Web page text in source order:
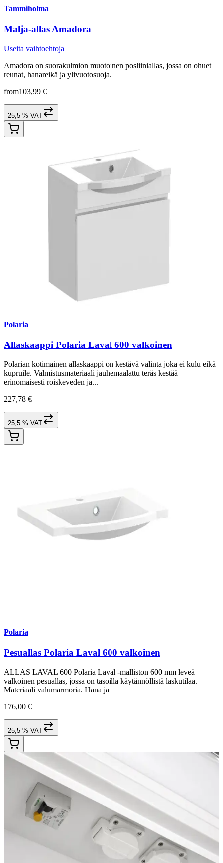
Tammiholma
Malja-allas Amadora
Useita vaihtoehtoja
Amadora on suorakulmion muotoinen posliiniallas, jossa on ohuet
reunat, hanareikä ja ylivuotosuoja.
from103,99 €
25,5 % VAT
Polaria
Allaskaappi Polaria Laval 600 valkoinen
Polarian kotimainen allaskaappi on kestävä valinta joka ei kulu eikä
kupruile. Valmistusmateriaali jauhemaalattu teräs kestää
erinomaisesti roiskeveden ja...
227,78 €
25,5 % VAT
Polaria
Pesuallas Polaria Laval 600 valkoinen
ALLAS LAVAL 600 Polaria Laval -malliston 600 mm leveä
valkoinen pesuallas, jossa on tasoilla käytännöllistä laskutilaa.
Materiaali valumarmoria. Hana ja
176,00 €
25,5 % VAT